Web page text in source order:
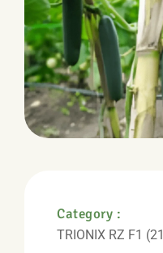
Category :
TRIONIX RZ F1